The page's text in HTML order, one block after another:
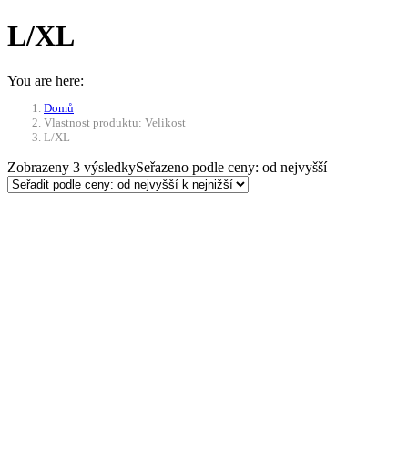
L/XL
You are here:
Domů
Vlastnost produktu: Velikost
L/XL
Zobrazeny 3 výsledkySeřazeno podle ceny: od nejvyšší